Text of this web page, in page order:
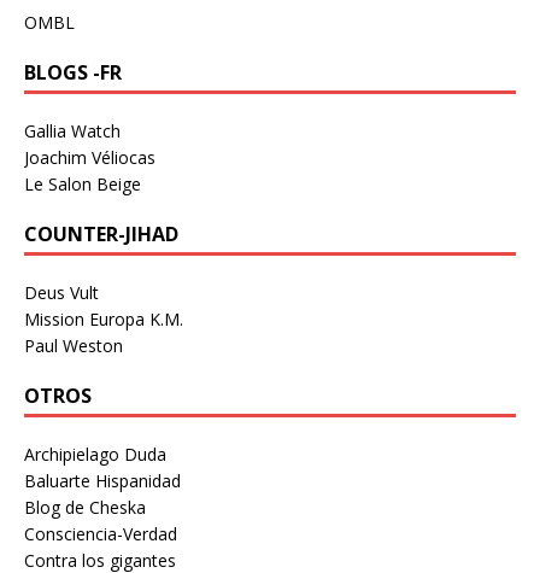
OMBL
BLOGS -FR
Gallia Watch
Joachim Véliocas
Le Salon Beige
COUNTER-JIHAD
Deus Vult
Mission Europa K.M.
Paul Weston
OTROS
Archipielago Duda
Baluarte Hispanidad
Blog de Cheska
Consciencia-Verdad
Contra los gigantes